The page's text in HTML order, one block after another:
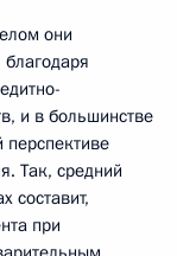
они
благодаря
и в большинстве
перспективе
Так, средний
составит,
при